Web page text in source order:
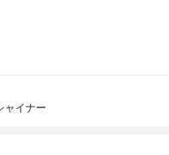
ャイナー